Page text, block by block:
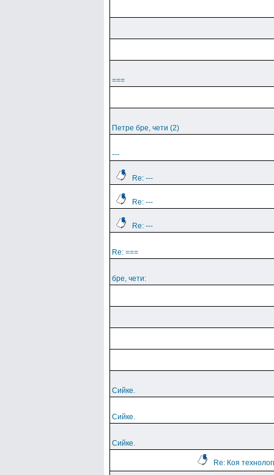
===
Петре бре, чети (2)
---
Re: ---
Re: ---
Re: ---
Re: ===
бре, чети:
Сийке.
Сийке.
Сийке.
Re: Коя